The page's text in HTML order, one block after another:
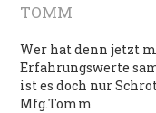
TOMM
Wer hat denn jetzt
Erfahrungswerte
ist es doch nur
Mfg.Tomm